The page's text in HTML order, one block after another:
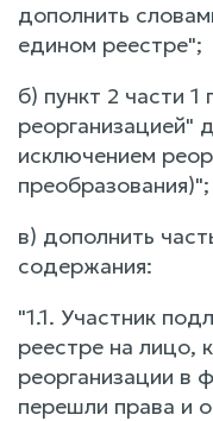
дополнить
едином реестре";
б) пункт 2 части 1
реорганизацией"
исключением
преобразования)";
в) дополнить
содержания:
"1.1. Участник
реестре на лицо,
реорганизации в
перешли права и